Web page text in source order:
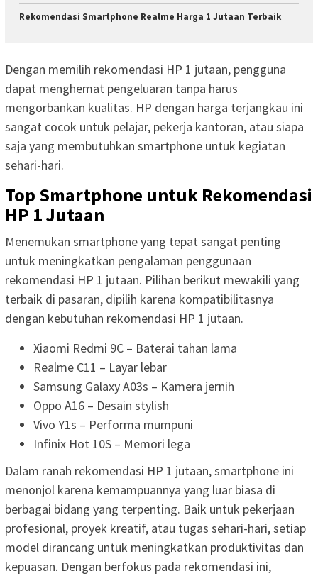
Rekomendasi Smartphone Realme Harga 1 Jutaan Terbaik
Dengan memilih rekomendasi HP 1 jutaan, pengguna
dapat menghemat pengeluaran tanpa harus
mengorbankan kualitas. HP dengan harga terjangkau ini
sangat cocok untuk pelajar, pekerja kantoran, atau siapa
saja yang membutuhkan smartphone untuk kegiatan
sehari-hari.
Top Smartphone untuk Rekomendasi
HP 1 Jutaan
Menemukan smartphone yang tepat sangat penting
untuk meningkatkan pengalaman penggunaan
rekomendasi HP 1 jutaan. Pilihan berikut mewakili yang
terbaik di pasaran, dipilih karena kompatibilitasnya
dengan kebutuhan rekomendasi HP 1 jutaan.
Xiaomi Redmi 9C – Baterai tahan lama
Realme C11 – Layar lebar
Samsung Galaxy A03s – Kamera jernih
Oppo A16 – Desain stylish
Vivo Y1s – Performa mumpuni
Infinix Hot 10S – Memori lega
Dalam ranah rekomendasi HP 1 jutaan, smartphone ini
menonjol karena kemampuannya yang luar biasa di
berbagai bidang yang terpenting. Baik untuk pekerjaan
profesional, proyek kreatif, atau tugas sehari-hari, setiap
model dirancang untuk meningkatkan produktivitas dan
kepuasan. Dengan berfokus pada rekomendasi ini,